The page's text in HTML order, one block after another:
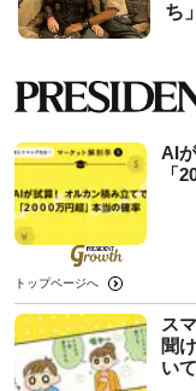
ち
AI
「
トップページへ
ス
聞
い